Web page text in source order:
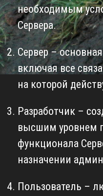
необходимым
Сервера.
Сервер –
включая все
на которой
Разработчик –
высшим уровнем
функционала
назначении
Пользователь –